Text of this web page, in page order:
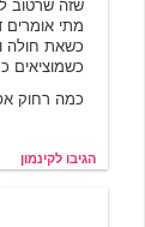
שזה שרטוב
מתי אומרים
כשאת חולה
כשמוציאים
כמה רחוק
הגיבו לקינמון